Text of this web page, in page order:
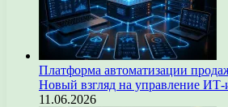
Платформа автоматизации
Новый взгляд на управление ИТ-
11.06.2026